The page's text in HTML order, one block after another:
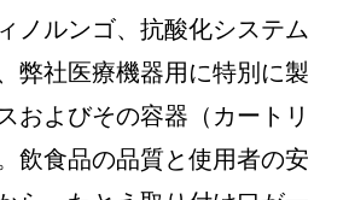
ノルンゴ、抗酸化システム
弊社医療機器用に特別に製
およびその容器（カートリ
飲食品の品質と使用者の安